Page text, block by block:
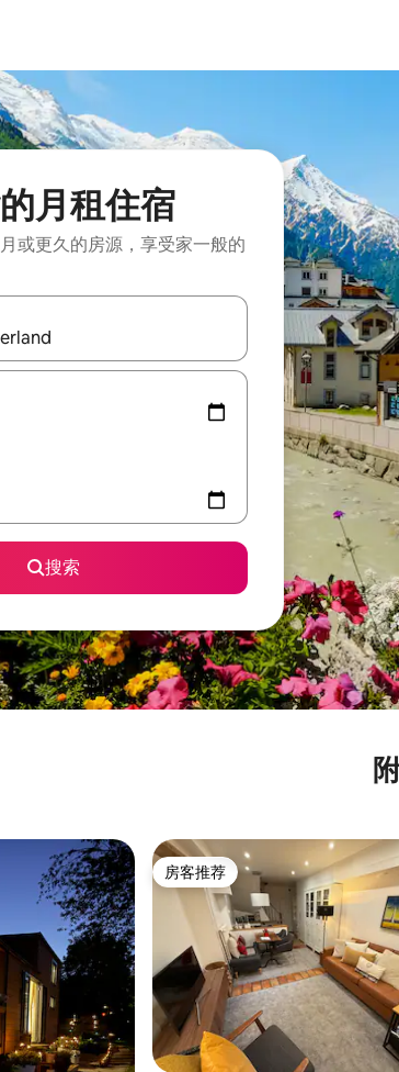
月租住宿
或更久的房源，享受家一般的
用上下方向键查看，或通过点击或滑动手势浏览。
搜索
房客推荐
房客推荐